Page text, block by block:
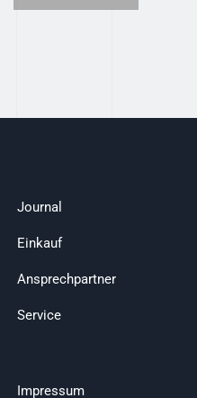
Journal
Einkauf
Ansprechpartner
Service
Impressum